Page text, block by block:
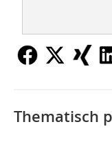
Thematisch